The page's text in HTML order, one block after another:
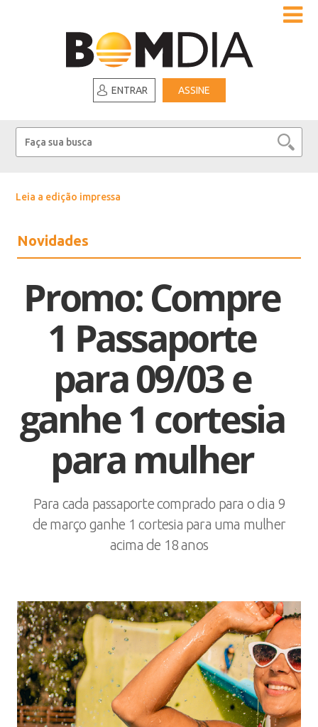
ENTRAR ASSINE
Leia a edição impressa
Novidades
Promo: Compre
1 Passaporte
para 09/03 e
ganhe 1 cortesia
para mulher
Para cada passaporte comprado para o dia 9
de março ganhe 1 cortesia para uma mulher
acima de 18 anos